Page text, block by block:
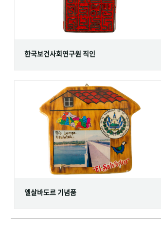
한국보건사회연구원 직인
엘살바도르 기념품